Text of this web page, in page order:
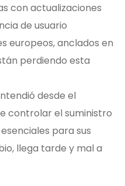
con actualizaciones
de usuario
europeos, anclados en
perdiendo esta
desde el
controlar el suministro
para sus
llega tarde y mal a